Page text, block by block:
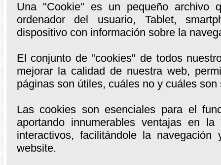
Una "Cookie" es un pequeño archivo
ordenador del usuario, Tablet,
dispositivo con información sobre la
El conjunto de "cookies" de todos
mejorar la calidad de nuestra web,
páginas son útiles, cuáles no y cuáles
Las cookies son esenciales para el
aportando innumerables ventajas en
interactivos, facilitándole la
website.